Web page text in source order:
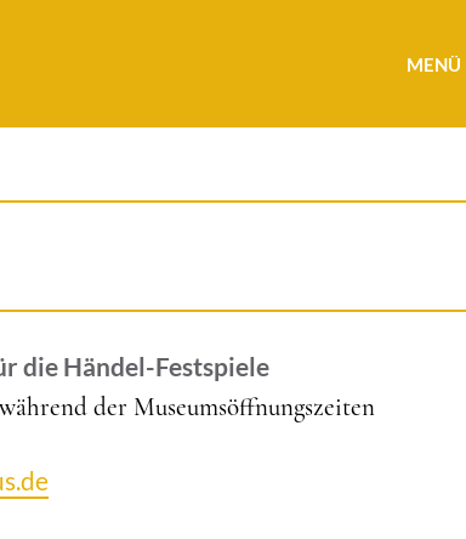
MENÜ
die Händel-Festspiele
während der Museumsöffnungszeiten